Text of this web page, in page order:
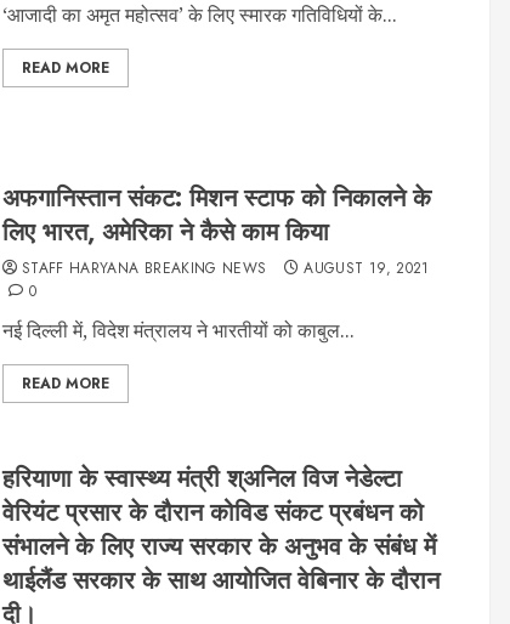
‘आजादी का अमृत महोत्सव’ के लिए स्मारक गतिविधियों के...
READ MORE
अफगानिस्तान संकट: मिशन स्टाफ को निकालने के
लिए भारत, अमेरिका ने कैसे काम किया
STAFF HARYANA BREAKING NEWS
AUGUST 19, 2021
0
नई दिल्ली में, विदेश मंत्रालय ने भारतीयों को काबुल...
READ MORE
हरियाणा के स्वास्थ्य मंत्री श्अनिल विज नेडेल्टा
वेरियंट प्रसार के दौरान कोविड संकट प्रबंधन को
संभालने के लिए राज्य सरकार के अनुभव के संबंध में
थाईलैंड सरकार के साथ आयोजित वेबिनार के दौरान
दी।